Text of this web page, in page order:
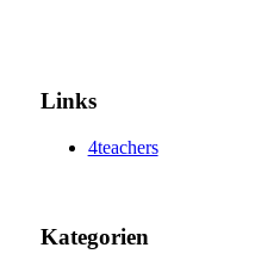
Links
4teachers
Kategorien